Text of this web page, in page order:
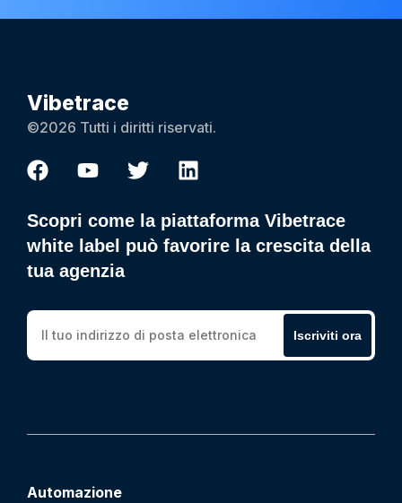
Vibetrace
©2026 Tutti i diritti riservati.
Scopri come la piattaforma Vibetrace
white label può favorire la crescita della
tua agenzia
Iscriviti ora
Automazione